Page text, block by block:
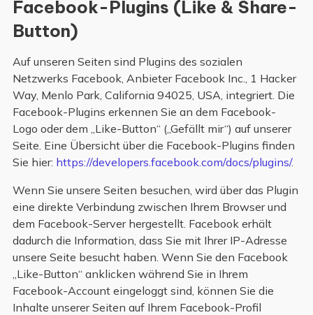
Facebook-Plugins (Like & Share-
Button)
Auf unseren Seiten sind Plugins des sozialen
Netzwerks Facebook, Anbieter Facebook Inc., 1 Hacker
Way, Menlo Park, California 94025, USA, integriert. Die
Facebook-Plugins erkennen Sie an dem Facebook-
Logo oder dem „Like-Button“ („Gefällt mir“) auf unserer
Seite. Eine Übersicht über die Facebook-Plugins finden
Sie hier: https://developers.facebook.com/docs/plugins/.
Wenn Sie unsere Seiten besuchen, wird über das Plugin
eine direkte Verbindung zwischen Ihrem Browser und
dem Facebook-Server hergestellt. Facebook erhält
dadurch die Information, dass Sie mit Ihrer IP-Adresse
unsere Seite besucht haben. Wenn Sie den Facebook
„Like-Button“ anklicken während Sie in Ihrem
Facebook-Account eingeloggt sind, können Sie die
Inhalte unserer Seiten auf Ihrem Facebook-Profil